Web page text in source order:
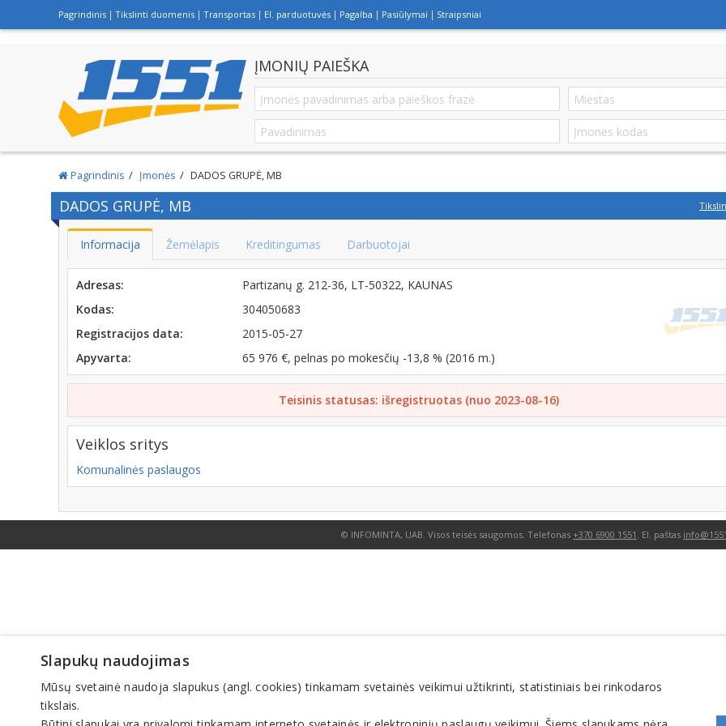
Pagrindinis Tikslinti duomenis Transportas El. parduotuvės Pagalba Pasiūlymai Straipsniai
ĮMONIŲ PAIEŠKA
Pagrindinis Įmonės DADOS GRUPĖ, MB
DADOS GRUPĖ, MB
Informacija Žemėlapis Kreditingumas Darbuotojai
Adresas:
Partizanų g. 212-36, LT-50322, KAUNAS
Kodas:
304050683
Registracijos data:
2015-05-27
Apyvarta:
65 976 €, pelnas po mokesčių -13,8 % (2016 m.)
Teisinis statusas: išregistruotas (nuo 2023-08-16)
Veiklos sritys
Komunalinės paslaugos
© INFOMINTA, UAB. Visos teisės saugomos. Telefonas +370 6900 1551 . El. paštas
Slapukų naudojimas
Mūsų svetainė naudoja slapukus (angl. cookies) tinkamam svetainės veikimui užtikrinti, statistiniais bei rinkodaros
tikslais.